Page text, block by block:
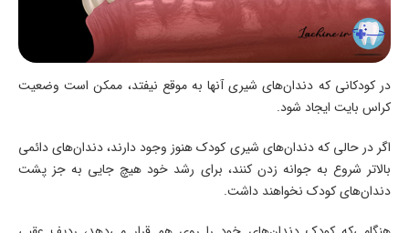
در کودکانی که دندان‌های شیری آنها به موقع نیفتد، ممکن است وضعیت
کراس بایت ایجاد شود.
اگر در حالی‌ که دندان‌های شیری کودک هنوز وجود دارند، دندان‌های دائمی
بالاتر شروع به جوانه زدن کنند، برای رشد خود هیچ جایی به جز پشت
دندان‌های کودک نخواهند داشت.